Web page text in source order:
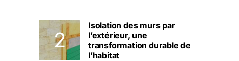
Isolation des murs par
l’extérieur, une
transformation durable de
l’habitat